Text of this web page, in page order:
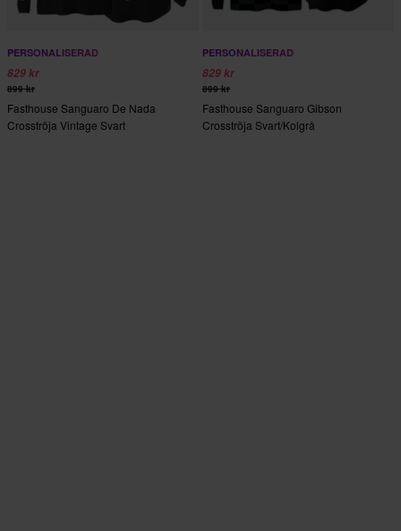
PERSONALISERAD
829 kr
899 kr
Fasthouse Sanguaro De Nada
Crosströja Vintage Svart
PERSONALISERAD
829 kr
899 kr
Fasthouse Sanguaro Gibson
Crosströja Svart/Kolgrå